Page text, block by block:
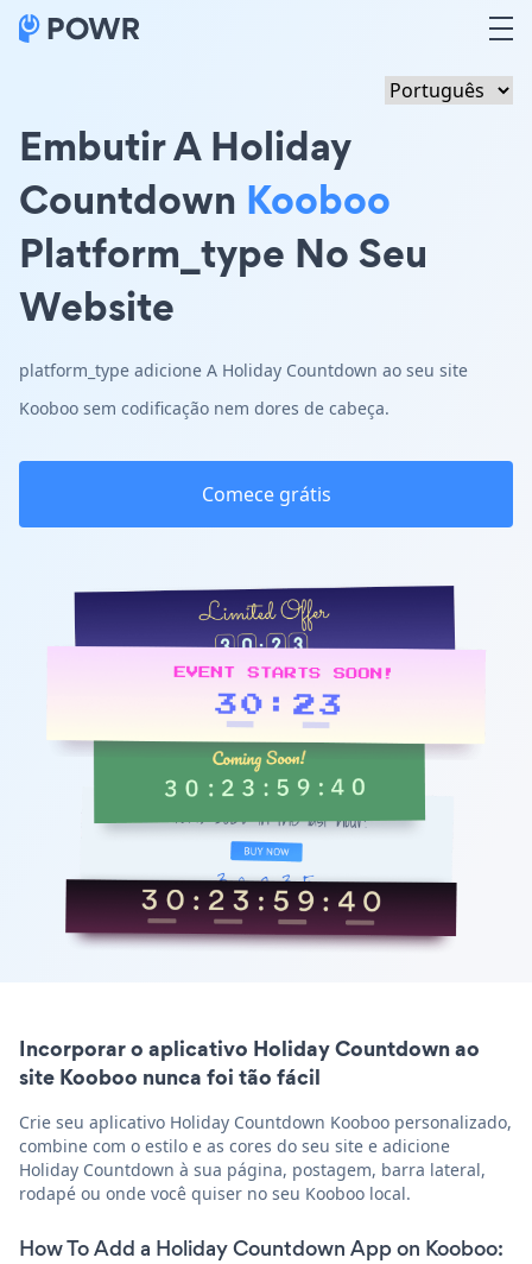
Embutir A Holiday
Countdown Kooboo
Platform_type No Seu
Website
platform_type adicione A Holiday Countdown ao seu site
Kooboo sem codificação nem dores de cabeça.
Comece grátis
Incorporar o aplicativo Holiday Countdown ao
site Kooboo nunca foi tão fácil
Crie seu aplicativo Holiday Countdown Kooboo personalizado,
combine com o estilo e as cores do seu site e adicione
Holiday Countdown à sua página, postagem, barra lateral,
rodapé ou onde você quiser no seu Kooboo local.
How To Add a Holiday Countdown App on Kooboo: